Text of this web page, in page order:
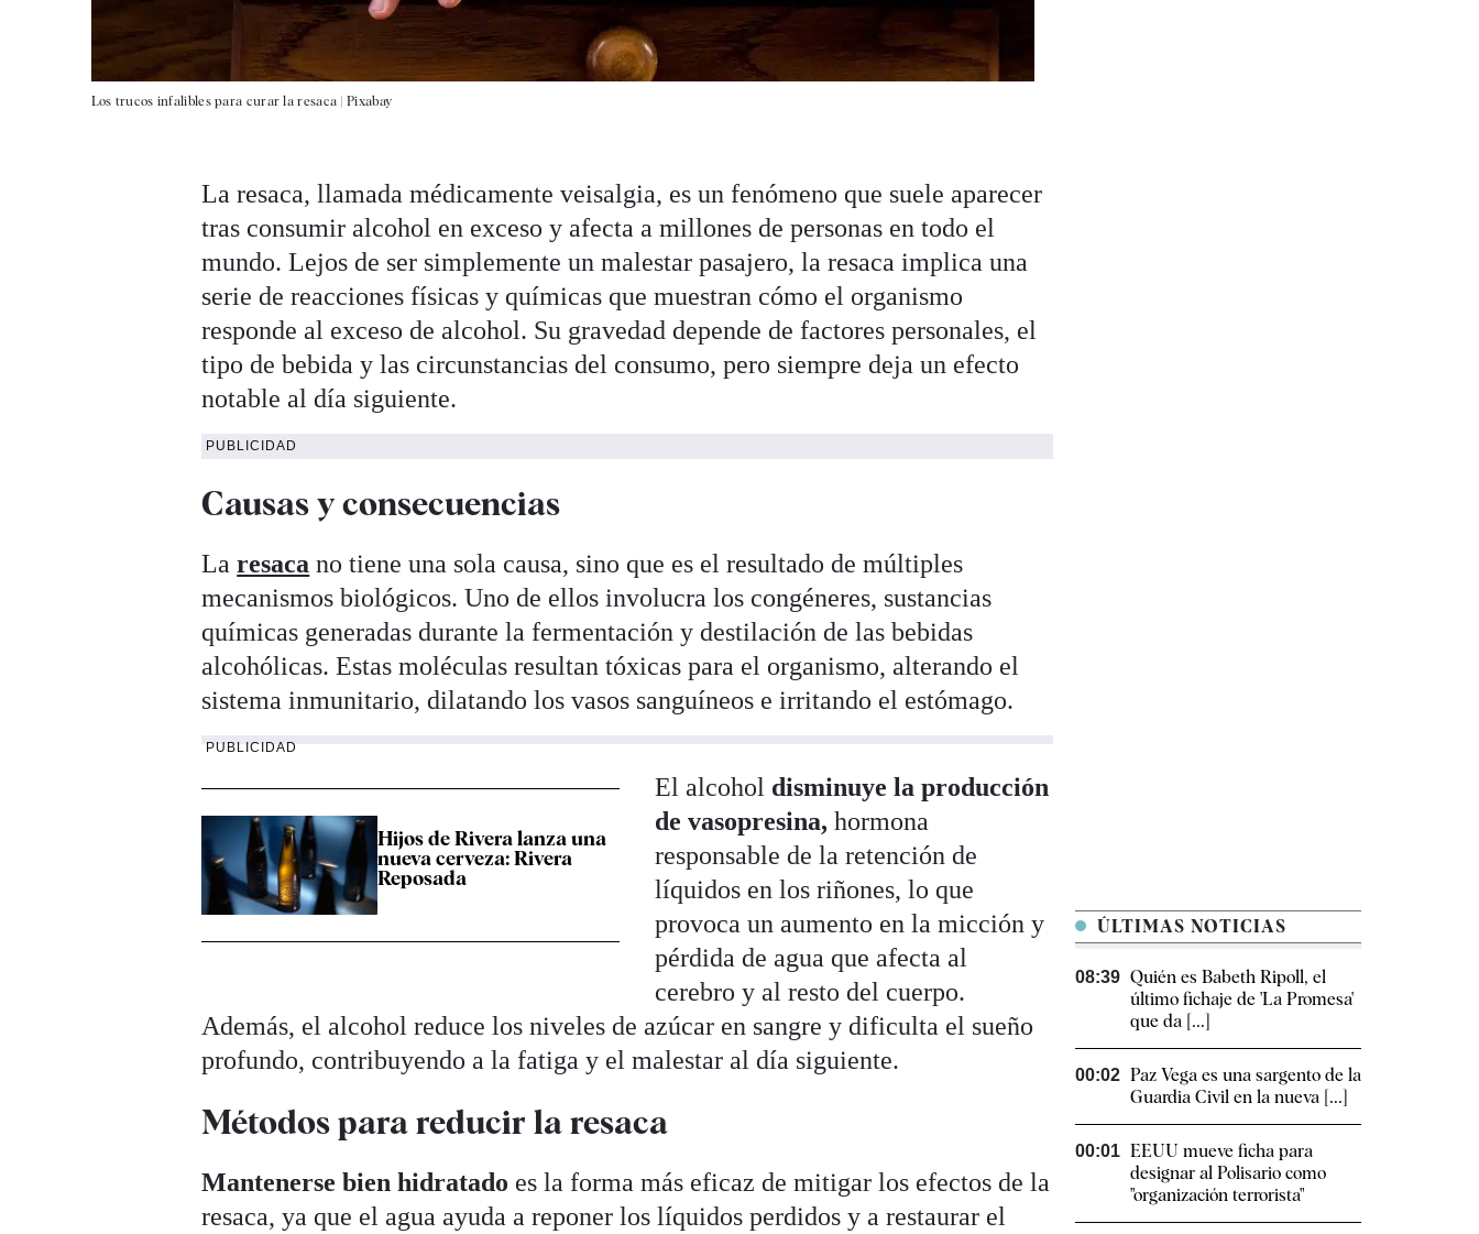
Los trucos infalibles para curar la resaca |Pixabay
La resaca, llamada médicamente veisalgia, es un fenómeno que suele aparecer
tras consumir alcohol en exceso y afecta a millones de personas en todo el
mundo. Lejos de ser simplemente un malestar pasajero, la resaca implica una
serie de reacciones físicas y químicas que muestran cómo el organismo
responde al exceso de alcohol. Su gravedad depende de factores personales, el
tipo de bebida y las circunstancias del consumo, pero siempre deja un efecto
notable al día siguiente.
PUBLICIDAD
Causas y consecuencias
Laresaca no tiene una sola causa, sino que es el resultado de múltiples
mecanismos biológicos. Uno de ellos involucra los congéneres, sustancias
químicas generadas durante la fermentación y destilación de las bebidas
alcohólicas. Estas moléculas resultan tóxicas para el organismo, alterando el
sistema inmunitario, dilatando los vasos sanguíneos e irritando el estómago.
PUBLICIDAD
Hijos de Rivera lanza una
nueva cerveza: Rivera
Reposada
El alcohol disminuye la producción
de vasopresina, hormona
responsable de la retención de
líquidos en los riñones, lo que
provoca un aumento en la micción y
pérdida de agua que afecta al
cerebro y al resto del cuerpo.
Además, el alcohol reduce los niveles de azúcar en sangre y dificulta el sueño
profundo, contribuyendo a la fatiga y el malestar al día siguiente.
Métodos para reducir la resaca
Mantenerse bien hidratado es la forma más eficaz de mitigar los efectos de la
resaca, ya que el agua ayuda a reponer los líquidos perdidos y a restaurar el
ÚLTIMAS NOTICIAS
08:39 Quién es Babeth Ripoll, el
último fichaje de 'La Promesa'
que da [...]
00:02 Paz Vega es una sargento de la
Guardia Civil en la nueva [...]
00:01 EEUU mueve ficha para
designar al Polisario como
"organización terrorista"